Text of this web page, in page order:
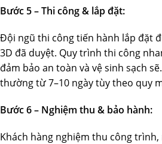
Bước 5 – Thi công & lắp đặt:
Đội ngũ thi công tiến hành lắp đặt
3D đã duyệt. Quy trình thi công
đảm bảo an toàn và vệ sinh sạch
thường từ 7–10 ngày tùy theo quy
Bước 6 – Nghiệm thu & bảo hành:
Khách hàng nghiệm thu công